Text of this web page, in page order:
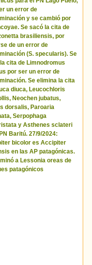
un error de
y se cambió por
Se sacó la cita de
brasiliensis, por
de un error de
(S. specularis). Se
cita de Limnodromus
por ser un error de
Se elimina la cita
diuca, Leucochloris
Neochen jubatus,
dorsalis, Paroaria
Serpophaga
y Asthenes sclateri
Baritú. 27/9/2024:
bicolor es Accipiter
en las AP patagónicas.
a Lessonia oreas de
patagónicos